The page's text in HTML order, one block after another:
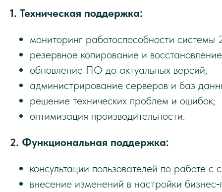
1. Техническая поддержка:
мониторинг работоспособности системы
резервное копирование и
обновление ПО до актуальных версий;
администрирование серверов и баз
решение технических проблем и ошибок;
оптимизация производительности.
2. Функциональная поддержка:
консультации пользователей по работе с
внесение изменений в настройки